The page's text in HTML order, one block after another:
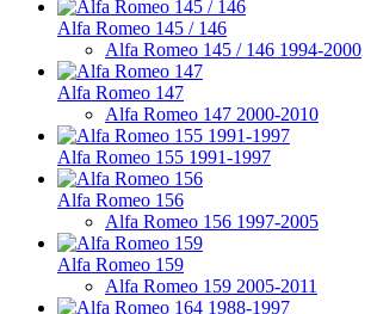
Alfa Romeo 145 / 146
Alfa Romeo 145 / 146 1994-2000
Alfa Romeo 147
Alfa Romeo 147 2000-2010
Alfa Romeo 155 1991-1997
Alfa Romeo 156
Alfa Romeo 156 1997-2005
Alfa Romeo 159
Alfa Romeo 159 2005-2011